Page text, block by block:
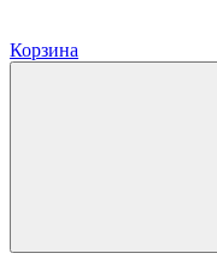
Корзина